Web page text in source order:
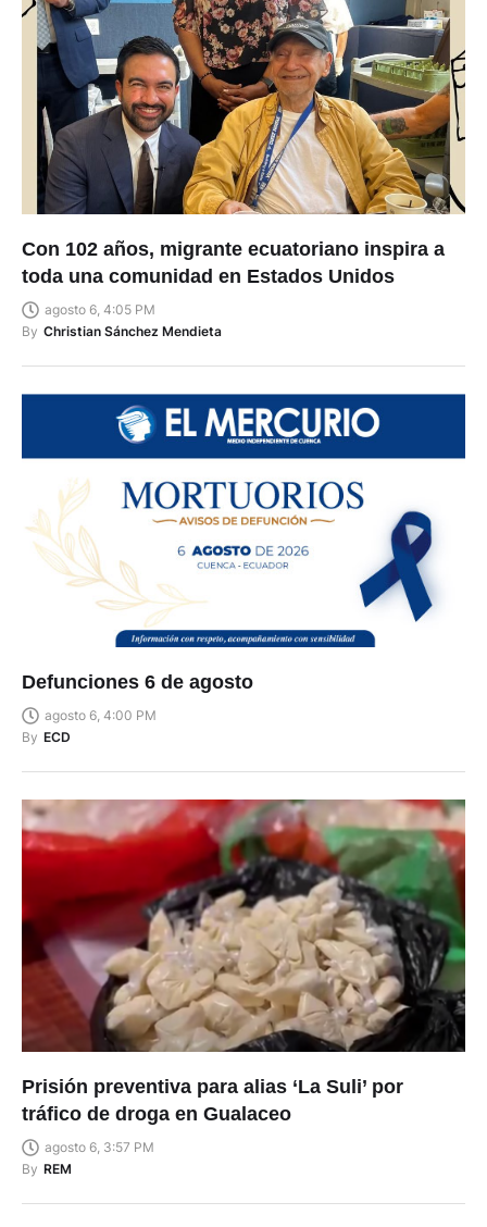
Con 102 años, migrante ecuatoriano inspira a
toda una comunidad en Estados Unidos
agosto 6, 4:05 PM
By Christian Sánchez Mendieta
Defunciones 6 de agosto
agosto 6, 4:00 PM
By ECD
Prisión preventiva para alias ‘La Suli’ por
tráfico de droga en Gualaceo
agosto 6, 3:57 PM
By REM